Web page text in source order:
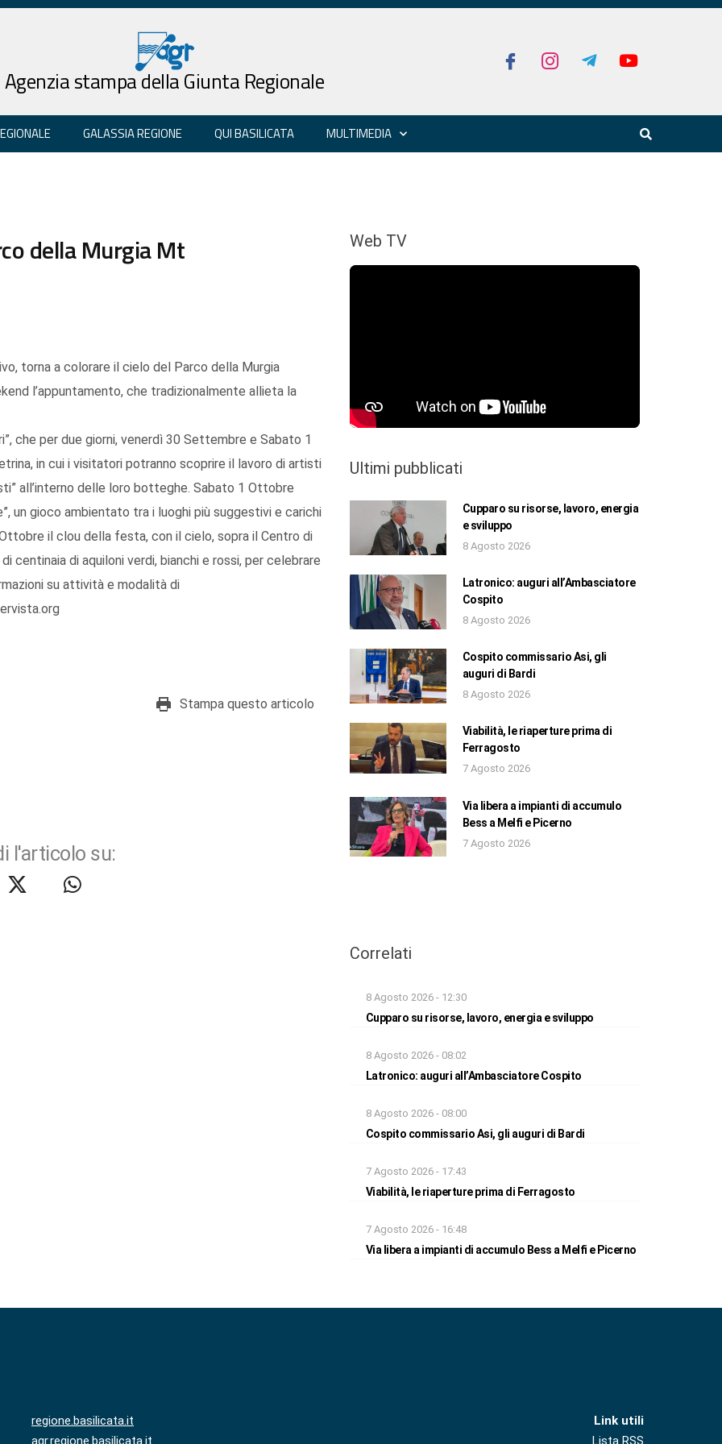
Agenzia stampa della Giunta Regionale
GALASSIA REGIONE QUI BASILICATA MULTIMEDIA
della Murgia Mt
torna a colorare il cielo del Parco della Murgia
l’appuntamento, che tradizionalmente allieta la
che per due giorni, venerdì 30 Settembre e Sabato 1
in cui i visitatori potranno scoprire il lavoro di artisti
all’interno delle loro botteghe. Sabato 1 Ottobre
un gioco ambientato tra i luoghi più suggestivi e carichi
il clou della festa, con il cielo, sopra il Centro di
centinaia di aquiloni verdi, bianchi e rossi, per celebrare
su attività e modalità di
Stampa questo articolo
l'articolo su:
Web TV
Ultimi pubblicati
Cupparo su risorse, lavoro, energia
e sviluppo
8 Agosto 2026
Latronico: auguri all’Ambasciatore
Cospito
8 Agosto 2026
Cospito commissario Asi, gli
auguri di Bardi
8 Agosto 2026
Viabilità, le riaperture prima di
Ferragosto
7 Agosto 2026
Via libera a impianti di accumulo
Bess a Melfi e Picerno
7 Agosto 2026
Correlati
8 Agosto 2026 - 12:30
Cupparo su risorse, lavoro, energia e sviluppo
8 Agosto 2026 - 08:02
Latronico: auguri all’Ambasciatore Cospito
8 Agosto 2026 - 08:00
Cospito commissario Asi, gli auguri di Bardi
7 Agosto 2026 - 17:43
Viabilità, le riaperture prima di Ferragosto
7 Agosto 2026 - 16:48
Via libera a impianti di accumulo Bess a Melfi e Picerno
regione.basilicata.it
agr.regione.basilicata.it
Link utili
Lista RSS